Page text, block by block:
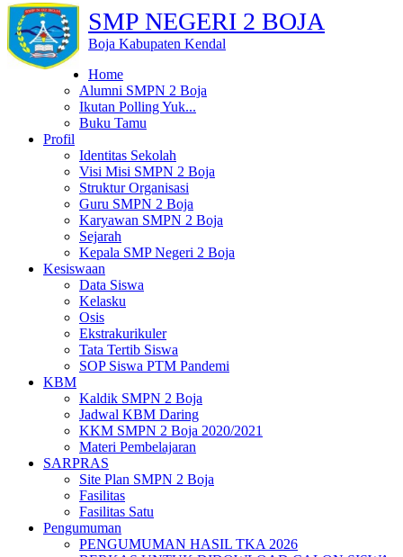
SMP NEGERI 2 BOJA
Boja Kabupaten Kendal
Home
Alumni SMPN 2 Boja
Ikutan Polling Yuk...
Buku Tamu
Profil
Identitas Sekolah
Visi Misi SMPN 2 Boja
Struktur Organisasi
Guru SMPN 2 Boja
Karyawan SMPN 2 Boja
Sejarah
Kepala SMP Negeri 2 Boja
Kesiswaan
Data Siswa
Kelasku
Osis
Ekstrakurikuler
Tata Tertib Siswa
SOP Siswa PTM Pandemi
KBM
Kaldik SMPN 2 Boja
Jadwal KBM Daring
KKM SMPN 2 Boja 2020/2021
Materi Pembelajaran
SARPRAS
Site Plan SMPN 2 Boja
Fasilitas
Fasilitas Satu
Pengumuman
PENGUMUMAN HASIL TKA 2026